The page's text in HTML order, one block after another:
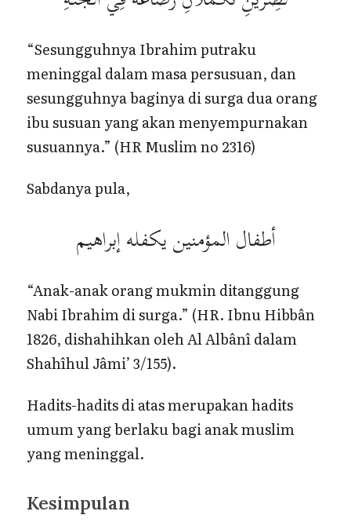
“Sesungguhnya Ibrahim putraku
meninggal dalam masa persusuan, dan
sesungguhnya baginya di surga dua orang
ibu susuan yang akan menyempurnakan
susuannya.” (HR Muslim no 2316)
Sabdanya pula,
أطفال المؤمنين يكفله إبراهيم
“Anak-anak orang mukmin ditanggung
Nabi Ibrahim di surga.” (HR. Ibnu Hibbân
1826, dishahihkan oleh Al Albânî dalam
Shahîhul Jâmi’ 3/155).
Hadits-hadits di atas merupakan hadits
umum yang berlaku bagi anak muslim
yang meninggal.
Kesimpulan